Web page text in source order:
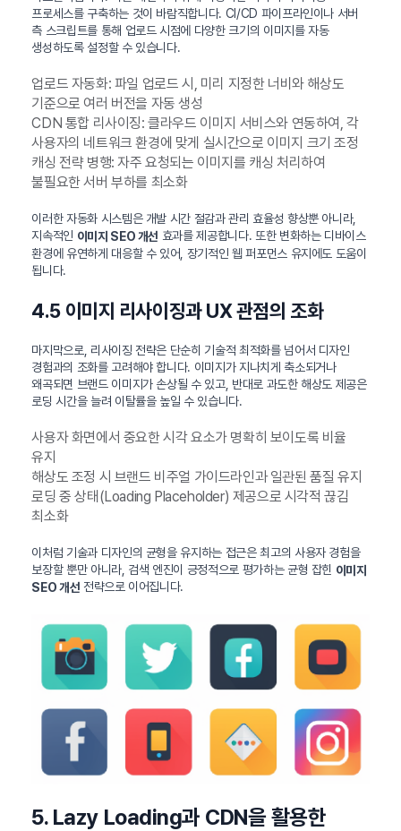
프로세스를 구축하는 것이 바람직합니다. CI/CD 파이프라인이나 서버
측 스크립트를 통해 업로드 시점에 다양한 크기의 이미지를 자동
생성하도록 설정할 수 있습니다.
업로드 자동화: 파일 업로드 시, 미리 지정한 너비와 해상도
기준으로 여러 버전을 자동 생성
CDN 통합 리사이징: 클라우드 이미지 서비스와 연동하여, 각
사용자의 네트워크 환경에 맞게 실시간으로 이미지 크기 조정
캐싱 전략 병행: 자주 요청되는 이미지를 캐싱 처리하여
불필요한 서버 부하를 최소화
이러한 자동화 시스템은 개발 시간 절감과 관리 효율성 향상뿐 아니라,
지속적인 이미지 SEO 개선 효과를 제공합니다. 또한 변화하는 디바이스
환경에 유연하게 대응할 수 있어, 장기적인 웹 퍼포먼스 유지에도 도움이
됩니다.
4.5 이미지 리사이징과 UX 관점의 조화
마지막으로, 리사이징 전략은 단순히 기술적 최적화를 넘어서 디자인
경험과의 조화를 고려해야 합니다. 이미지가 지나치게 축소되거나
왜곡되면 브랜드 이미지가 손상될 수 있고, 반대로 과도한 해상도 제공은
로딩 시간을 늘려 이탈률을 높일 수 있습니다.
사용자 화면에서 중요한 시각 요소가 명확히 보이도록 비율
유지
해상도 조정 시 브랜드 비주얼 가이드라인과 일관된 품질 유지
로딩 중 상태(Loading Placeholder) 제공으로 시각적 끊김
최소화
이처럼 기술과 디자인의 균형을 유지하는 접근은 최고의 사용자 경험을
보장할 뿐만 아니라, 검색 엔진이 긍정적으로 평가하는 균형 잡힌 이미지
SEO 개선 전략으로 이어집니다.
5. Lazy Loading과 CDN을 활용한